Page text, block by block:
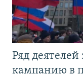
Ряд
кампанию в